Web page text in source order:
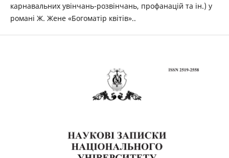
карнавальних увінчань-розвінчань, профанацій та ін.) у
романі Ж. Жене «Богоматір квітів»..